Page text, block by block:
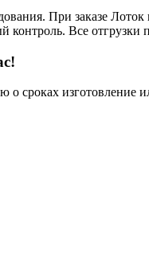
При заказе
контроль. Все
о сроках